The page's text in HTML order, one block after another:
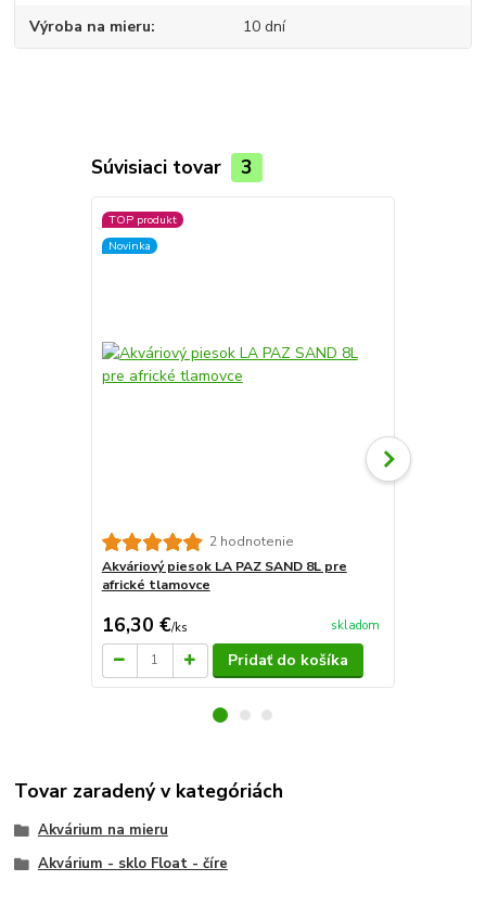
Výroba na mieru 10 dní
Súvisiaci tovar 3
TOP produkt
Novinka
2 hodnotenie
Akváriový piesok LA PAZ SAND 8L pre
africké tlamovce
16,30 €/ks skladom
Pridať do košíka
Tovar zaradený v kategóriách
Akvárium na mieru
Akvárium - sklo Float - číre